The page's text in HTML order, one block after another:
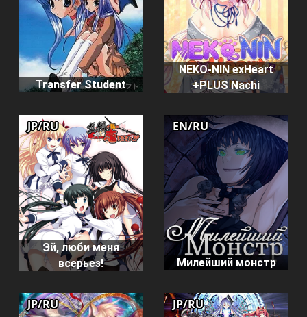
Transfer Student
NEKO-NIN exHeart
+PLUS Nachi
Эй, люби меня
всерьез!
JP/RU
Милейший монстр
EN/RU
JP/RU JP/RU